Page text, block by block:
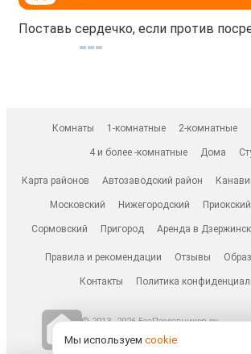
Поставь сердечко, если против
Комнаты 1-комнатные 2-комнатные
4 и более -комнатные Дома
Карта районов Автозаводский район
Московский Нижегородский Приокский
Сормовский Пригород Аренда в
Правила и рекомендации Отзывы
Контакты Политика
© 2013–2026 БезПосредников.ру
БесПосредника.ру / besposrednika.ru
Мы используем cookie